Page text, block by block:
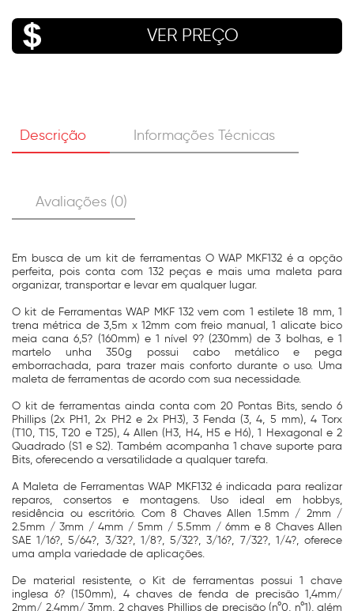
VER PREÇO
Descrição Informações Técnicas
Avaliações (0)
Em busca de um kit de ferramentas O WAP MKF132 é a opção
perfeita, pois conta com 132 peças e mais uma maleta para
organizar, transportar e levar em qualquer lugar.
O kit de Ferramentas WAP MKF 132 vem com 1 estilete 18 mm, 1
trena métrica de 3,5m x 12mm com freio manual, 1 alicate bico
meia cana 6,5? (160mm) e 1 nível 9? (230mm) de 3 bolhas, e 1
martelo unha 350g possui cabo metálico e pega
emborrachada, para trazer mais conforto durante o uso. Uma
maleta de ferramentas de acordo com sua necessidade.
O kit de ferramentas ainda conta com 20 Pontas Bits, sendo 6
Phillips (2x PH1, 2x PH2 e 2x PH3), 3 Fenda (3, 4, 5 mm), 4 Torx
(T10, T15, T20 e T25), 4 Allen (H3, H4, H5 e H6), 1 Hexagonal e 2
Quadrado (S1 e S2). Também acompanha 1 chave suporte para
Bits, oferecendo a versatilidade a qualquer tarefa.
A Maleta de Ferramentas WAP MKF132 é indicada para realizar
reparos, consertos e montagens. Uso ideal em hobbys,
residência ou escritório. Com 8 Chaves Allen 1.5mm / 2mm /
2.5mm / 3mm / 4mm / 5mm / 5.5mm / 6mm e 8 Chaves Allen
SAE 1/16?, 5/64?, 3/32?, 1/8?, 5/32?, 3/16?, 7/32?, 1/4?, oferece
uma ampla variedade de aplicações.
De material resistente, o Kit de ferramentas possui 1 chave
inglesa 6? (150mm), 4 chaves de fenda de precisão 1,4mm/
2mm/ 2,4mm/ 3mm, 2 chaves Phillips de precisão (n°0, n°1), além